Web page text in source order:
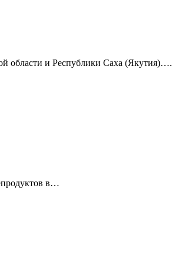
области и Республики Саха (Якутия)….
в…